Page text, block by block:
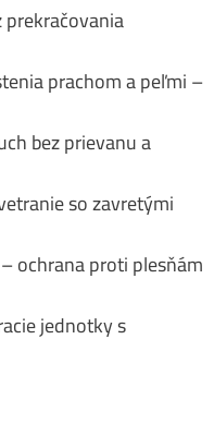
prachom a peľmi –
bez prievanu a
so zavretými
ochrana proti plesňám
jednotky s